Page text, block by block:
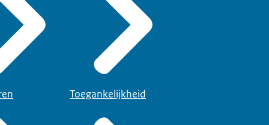
Toegankelijkheid